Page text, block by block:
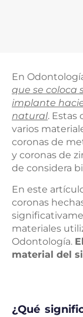
En
que se coloca
implante
natural. Estas
varios
coronas de
y coronas de
de considera
En este
coronas
materiales
Odontología.
material del
¿Qué